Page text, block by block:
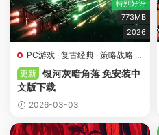
特别好评
773MB
2026
PC游戏 · 复古经典 · 策略战略 ·
肉鸽游戏
更新 银河灰暗角落 免安装中
文版下载
2026-03-03